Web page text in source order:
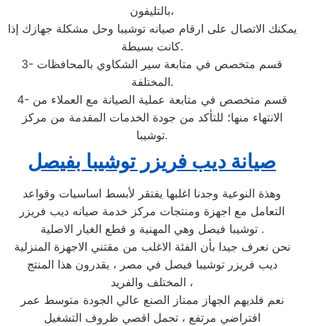
بالتليفون،
يمكنك الاتصال على ارقام صيانه توشيبا وحل مشكلة جهازك إذا
كانت بسيطة.
3- قسم متخصص في متابعة سير الشكاوي بالمحافظات
المختلفة.
4- قسم متخصص في متابعة عملية الصيانة مع العملاء من
الانتهاء منها؛ للتأكد من جودة الخدمات المقدمة من مركز
توشيبا.
صيانة ديب فريزر توشيبا بفيصل
وهذة النوعية وجدنا اغلبها يفتقر لأبسط اساسيات وقواعد
التعامل مع اجهزة ومنتجات مركز خدمة صيانه ديب فريزر
توشيبا فيصل وهي المهنية و قطع الغيار الاصلية .
نحن نعرف جيدا بأن الفئة الاغلب من مقتني الاجهزة المنزلية
ديب فريزر توشيبا فيصل في مصر ، يقدرون هذا المنتج
المختلف والفريد ،
نعم فلديهم الجهاز ممتاز الصنع عالي الجودة متوسط عمر
افتراضي مرتفع ، تحمل اقصي ظروف التشغيل